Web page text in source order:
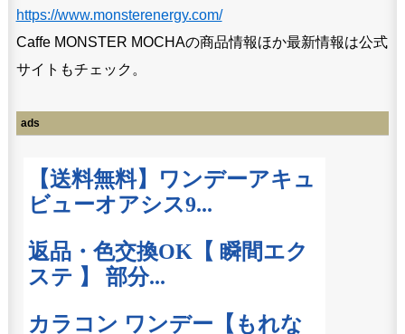
https://www.monsterenergy.com/
Caffe MONSTER MOCHAの商品情報ほか最新情報は公式
サイトもチェック。
ads